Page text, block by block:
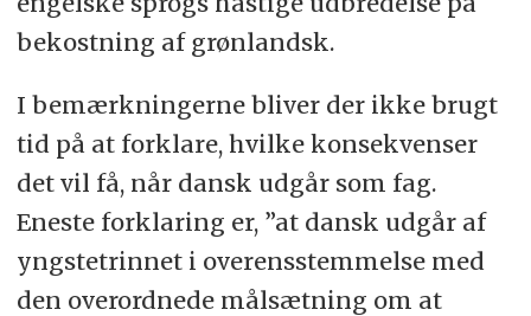
bekostning af grønlandsk.
I bemærkningerne bliver der ikke brugt
tid på at forklare, hvilke konsekvenser
det vil få, når dansk udgår som fag.
Eneste forklaring er, ”at dansk udgår af
yngstetrinnet i overensstemmelse med
den overordnede målsætning om at